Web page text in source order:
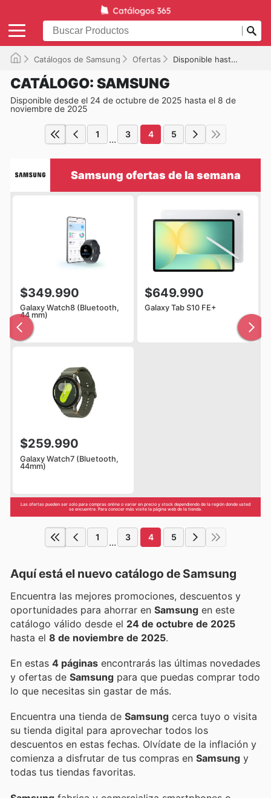
Catálogos de Samsung Ofertas Disponible hasta el 08-11-2025
CATÁLOGO: SAMSUNG
Disponible desde el 24 de octubre de 2025 hasta el 8 de
noviembre de 2025
1 ... 3 4 5
Samsung ofertas de la semana
$349.990
Galaxy Watch8 (Bluetooth,
44 mm)
$649.990
Galaxy Tab S10 FE+
$259.990
Galaxy Watch7 (Bluetooth,
44mm)
Las ofertas pueden ser solo para compras online o variar en precio y stock dependiendo de la región donde usted
se encuentre. Para conocer más visite la página web de la tienda.
1 ... 3 4 5
Aquí está el nuevo catálogo de Samsung
Encuentra las mejores promociones, descuentos y
oportunidades para ahorrar en Samsung en este
catálogo válido desde el 24 de octubre de 2025
hasta el 8 de noviembre de 2025.
En estas 4 páginas encontrarás las últimas novedades
y ofertas de Samsung para que puedas comprar todo
lo que necesitas sin gastar de más.
Encuentra una tienda de Samsung cerca tuyo o visita
su tienda digital para aprovechar todos los
descuentos en estas fechas. Olvídate de la inflación y
comienza a disfrutar de tus compras en Samsung y
todas tus tiendas favoritas.